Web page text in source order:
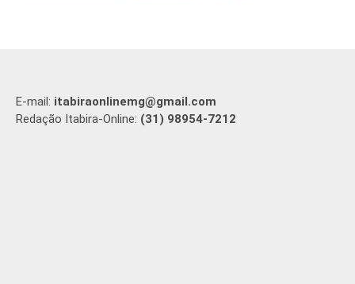
E-mail: itabiraonlinemg@gmail.com
Redação Itabira-Online: (31) 98954-7212